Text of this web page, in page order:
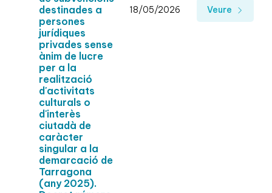
destinades a
persones
jurídiques
privades sense
ànim de lucre
per a la
realització
d'activitats
culturals o
d'interès
ciutadà de
caràcter
singular a la
demarcació de
Tarragona
(any 2025).
18/05/2026 Veure